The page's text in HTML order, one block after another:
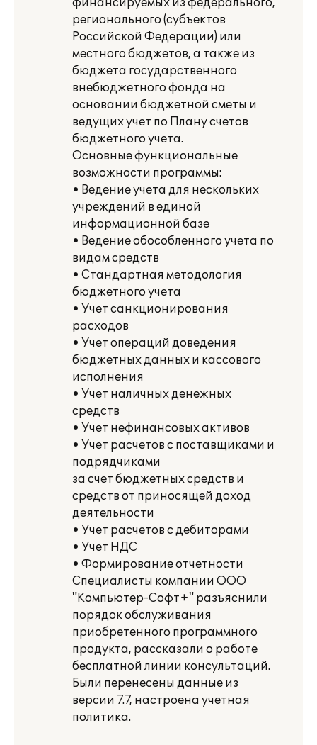
финансируемых из федерального,
регионального (субъектов
Российской Федерации) или
местного бюджетов, а также из
бюджета государственного
внебюджетного фонда на
основании бюджетной сметы и
ведущих учет по Плану счетов
бюджетного учета.
Основные функциональные
возможности программы:
• Ведение учета для нескольких
учреждений в единой
информационной базе
• Ведение обособленного учета по
видам средств
• Стандартная методология
бюджетного учета
• Учет санкционирования
расходов
• Учет операций доведения
бюджетных данных и кассового
исполнения
• Учет наличных денежных
средств
• Учет нефинансовых активов
• Учет расчетов с поставщиками и
подрядчиками
за счет бюджетных средств и
средств от приносящей доход
деятельности
• Учет расчетов с дебиторами
• Учет НДС
• Формирование отчетности
Специалисты компании ООО
"Компьютер-Софт+" разъяснили
порядок обслуживания
приобретенного программного
продукта, рассказали о работе
бесплатной линии консультаций.
Были перенесены данные из
версии 7.7, настроена учетная
политика.